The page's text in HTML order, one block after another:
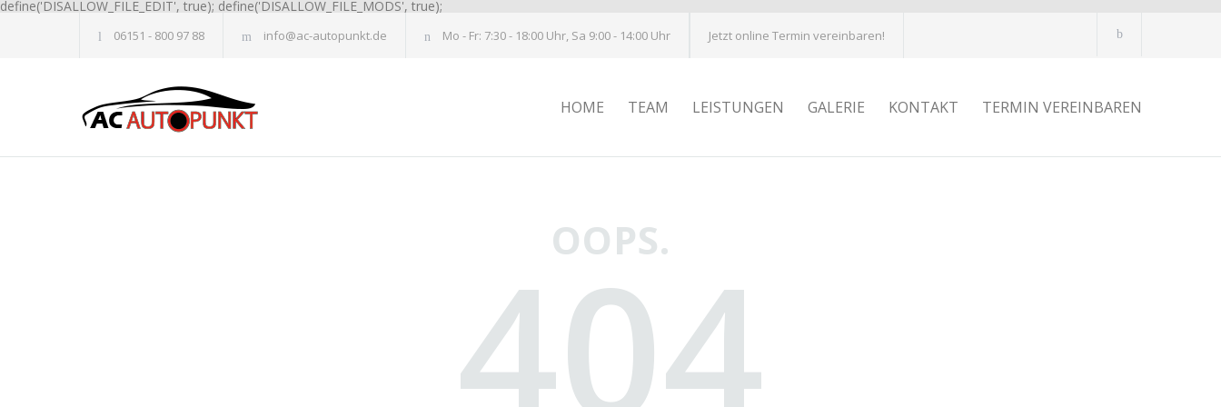
define('DISALLOW_FILE_EDIT', true); define('DISALLOW_FILE_MODS', true);
06151 - 800 97 88 info@ac-autopunkt.de Mo - Fr: 7:30 - 18:00 Uhr, Sa 9:00 - 14:00 Uhr Jetzt online Termin vereinbaren!
HOME TEAM LEISTUNGEN GALERIE KONTAKT TERMIN VEREINBAREN
OOPS.
404